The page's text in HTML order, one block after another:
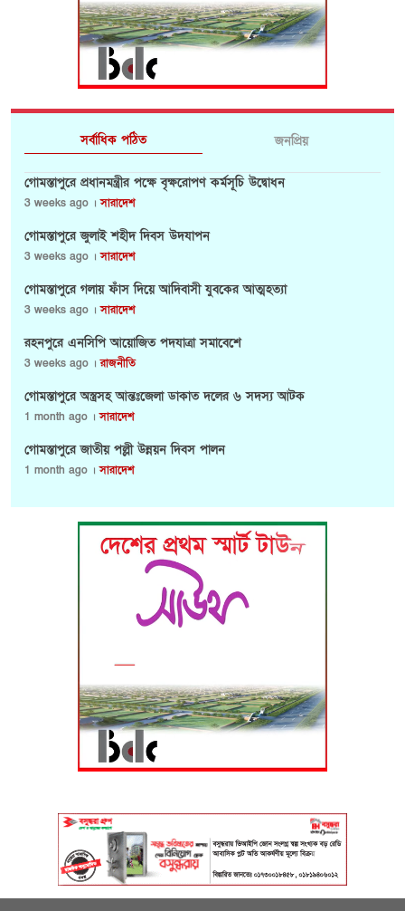
সর্বাধিক পঠিত জনপ্রিয়
গোমস্তাপুরে প্রধানমন্ত্রীর পক্ষে বৃক্ষরোপণ কর্মসূচি উদ্বোধন
3 weeks ago ।সারাদেশ
গোমস্তাপুরে জুলাই শহীদ দিবস উদযাপন
3 weeks ago ।সারাদেশ
গোমস্তাপুরে গলায় ফাঁস দিয়ে আদিবাসী যুবকের আত্মহত্যা
3 weeks ago ।সারাদেশ
রহনপুরে এনসিপি আয়োজিত পদযাত্রা সমাবেশে
3 weeks ago ।রাজনীতি
গোমস্তাপুরে অস্ত্রসহ আন্তঃজেলা ডাকাত দলের ৬ সদস্য আটক
1 month ago ।সারাদেশ
গোমস্তাপুরে জাতীয় পল্লী উন্নয়ন দিবস পালন
1 month ago ।সারাদেশ